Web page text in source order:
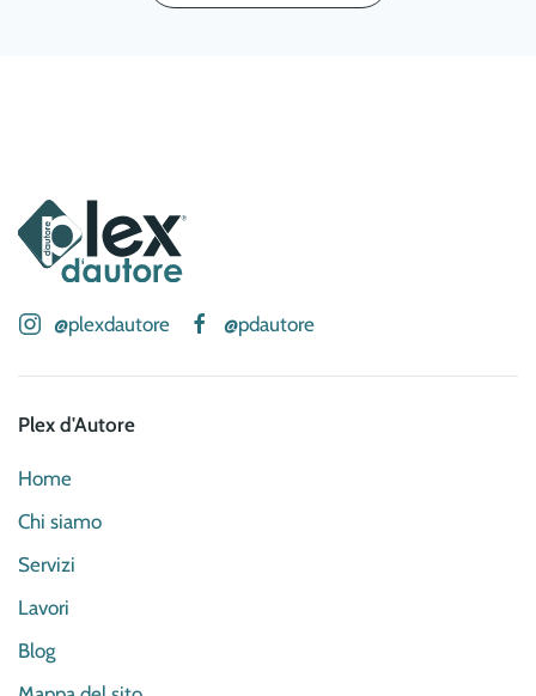
@plexdautore @pdautore
Plex d'Autore
Home
Chi siamo
Servizi
Lavori
Blog